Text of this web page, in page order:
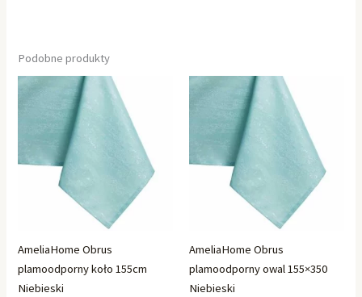
Podobne produkty
AmeliaHome Obrus
plamoodporny koło 155cm
Niebieski
AmeliaHome Obrus
plamoodporny owal 155×350
Niebieski